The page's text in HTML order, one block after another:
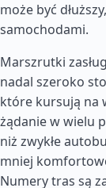
może być
samochodami.
Marszrutki
nadal szeroko
które kursują na
żądanie w wielu
niż zwykłe
mniej
Numery tras są